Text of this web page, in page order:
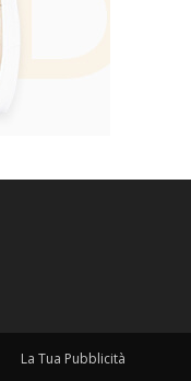
La Tua Pubblicità